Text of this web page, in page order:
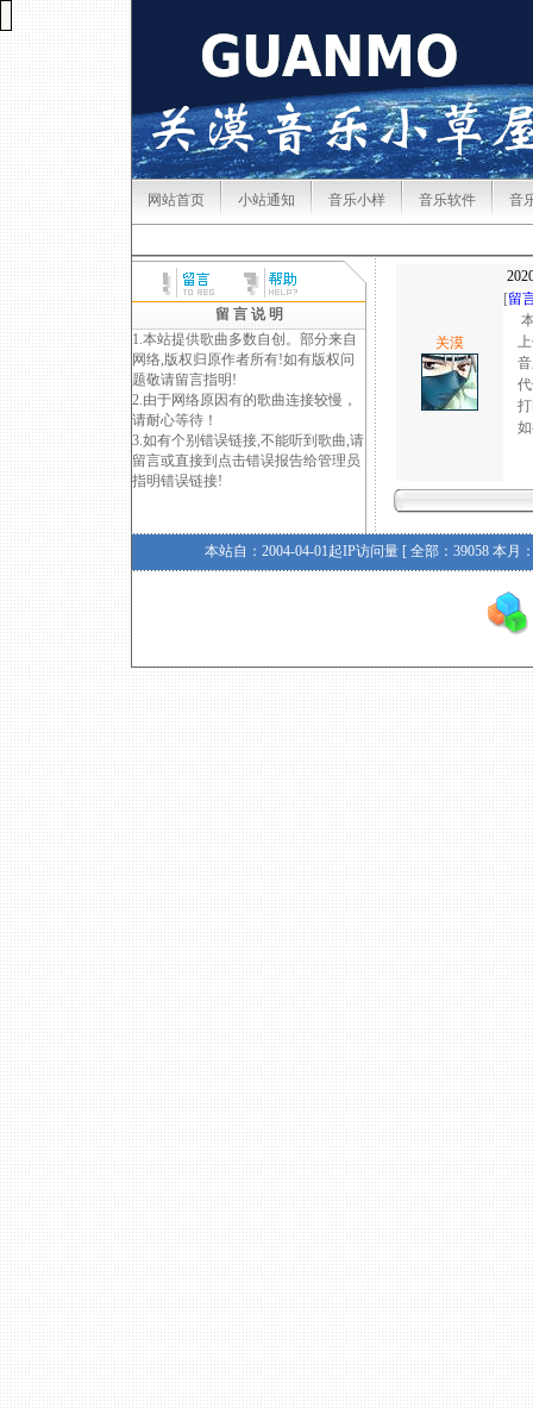
网站首页 小站通知 音乐小样 音乐软件 音
留 言 说 明
1.本站提供歌曲多数自创。部分来自
网络,版权归原作者所有!如有版权问
题敬请留言指明!
2.由于网络原因有的歌曲连接较慢，
请耐心等待！
3.如有个别错误链接,不能听到歌曲,请
留言或直接到点击错误报告给管理员
指明错误链接!
关漠
[留
本
上
音
代
打
如
本站自：2004-04-01起IP访问量 [ 全部：39058 本月